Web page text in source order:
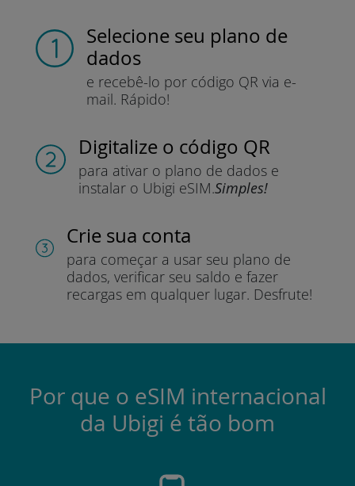
Selecione seu plano de
dados
e recebê-lo por código QR via e-
mail. Rápido!
Digitalize o código QR
para ativar o plano de dados e
instalar o Ubigi eSIM.Simples!
Crie sua conta
para começar a usar seu plano de
dados, verificar seu saldo e fazer
recargas em qualquer lugar. Desfrute!
Por que o eSIM internacional
da Ubigi é tão bom